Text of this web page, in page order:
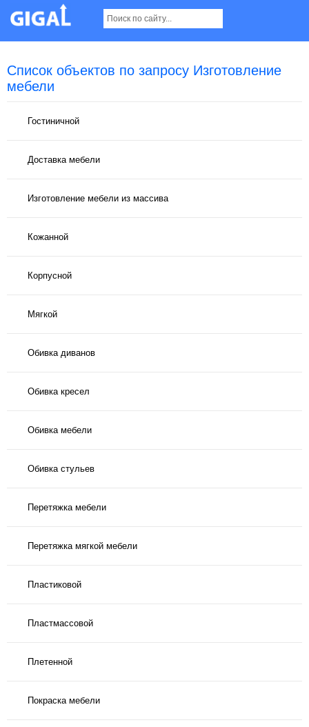
Список объектов по запросу Изготовление
мебели
Гостиничной
Доставка мебели
Изготовление мебели из массива
Кожанной
Корпусной
Мягкой
Обивка диванов
Обивка кресел
Обивка мебели
Обивка стульев
Перетяжка мебели
Перетяжка мягкой мебели
Пластиковой
Пластмассовой
Плетенной
Покраска мебели